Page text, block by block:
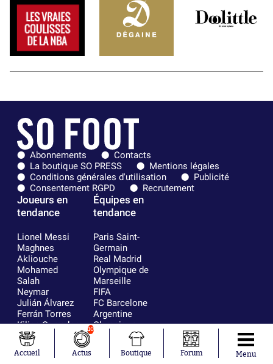
Abonnements
Contacts
La boutique SO PRESS
Mentions légales
Conditions générales d'utilisation
Publicité
Consentement RGPD
Recrutement
Joueurs en
tendance
Lionel Messi
Maghnes
Akliouche
Mohamed
Salah
Neymar
Julián Álvarez
Ferrán Torres
Kilian Corredor
Franco
Mastantuono
Orel Mangala
Équipes en
tendance
Paris Saint-
Germain
Real Madrid
Olympique de
Marseille
FIFA
FC Barcelone
Argentine
Olympique
lyonnais
AS Monaco
RC Strasbourg
Accueil
10
Actus Boutique Forum Menu